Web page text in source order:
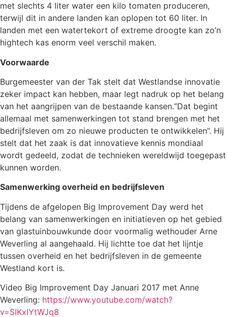
met slechts 4 liter water een kilo tomaten produceren,
terwijl dit in andere landen kan oplopen tot 60 liter. In
landen met een watertekort of extreme droogte kan zo’n
hightech kas enorm veel verschil maken.
Voorwaarde
Burgemeester van der Tak stelt dat Westlandse innovatie
zeker impact kan hebben, maar legt nadruk op het belang
van het aangrijpen van de bestaande kansen.‘’Dat begint
allemaal met samenwerkingen tot stand brengen met het
bedrijfsleven om zo nieuwe producten te ontwikkelen’’. Hij
stelt dat het zaak is dat innovatieve kennis mondiaal
wordt gedeeld, zodat de technieken wereldwijd toegepast
kunnen worden.
Samenwerking overheid en bedrijfsleven
Tijdens de afgelopen Big Improvement Day werd het
belang van samenwerkingen en initiatieven op het gebied
van glastuinbouwkunde door voormalig wethouder Arne
Weverling al aangehaald. Hij lichtte toe dat het lijntje
tussen overheid en het bedrijfsleven in de gemeente
Westland kort is.
Video Big Improvement Day Januari 2017 met Anne
Weverling: https://www.youtube.com/watch?
v=SIKxIYtWJq8